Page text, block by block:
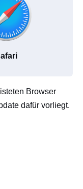
Browser
dafür vorliegt.